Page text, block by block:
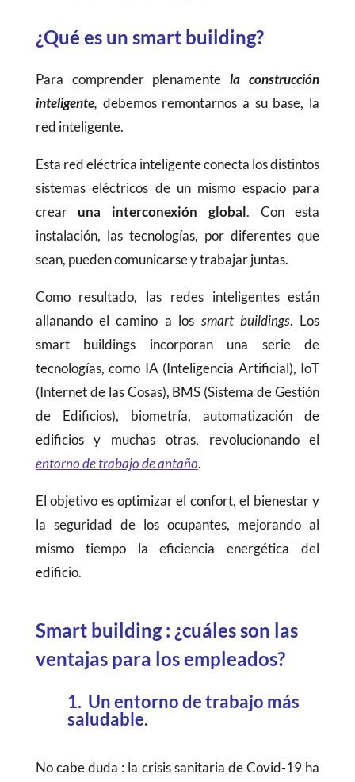
¿Qué es un smart building?
Para comprender plenamentela construcción
inteligente, debemos remontarnos a su base, la
red inteligente.
Esta red eléctrica inteligente conecta los distintos
sistemas eléctricos de un mismo espacio para
crear una interconexión global. Con esta
instalación, las tecnologías, por diferentes que
sean, pueden comunicarse y trabajar juntas.
Como resultado, las redes inteligentes están
allanando el camino a los smart buildings. Los
smart buildings incorporan una serie de
tecnologías, como IA (Inteligencia Artificial), IoT
(Internet de las Cosas), BMS (Sistema de Gestión
de Edificios), biometría, automatización de
edificios y muchas otras, revolucionando el
entorno de trabajo de antaño.
El objetivo es optimizar el confort, el bienestar y
la seguridad de los ocupantes, mejorando al
mismo tiempo la eficiencia energética del
edificio.
Smart building : ¿cuáles son las
ventajas para los empleados?
1. Un entorno de trabajo más
saludable.
No cabe duda : la crisis sanitaria de Covid-19 ha